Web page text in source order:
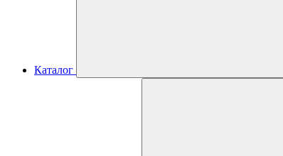
Каталог